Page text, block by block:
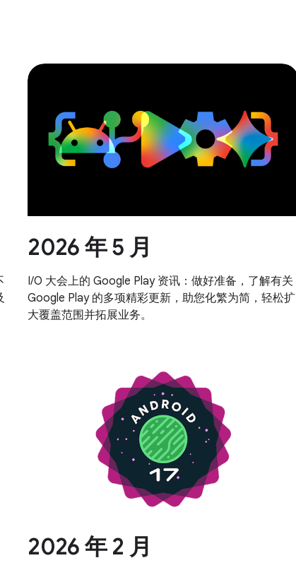
2026 年 5 月
I/O 大会上的 Google Play 资讯：做好准备，了解有关
Google Play 的多项精彩更新，助您化繁为简，轻松扩
大覆盖范围并拓展业务。
2026 年 2 月